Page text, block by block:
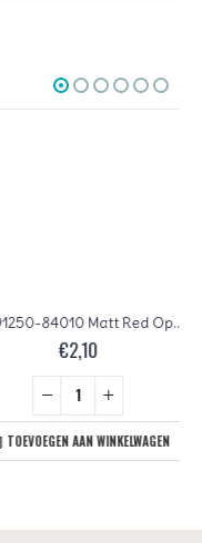
RP-91250-84010 Matt Red Opal 50 Pc.
€2,10
TOEVOEGEN AAN WINKELWAGEN